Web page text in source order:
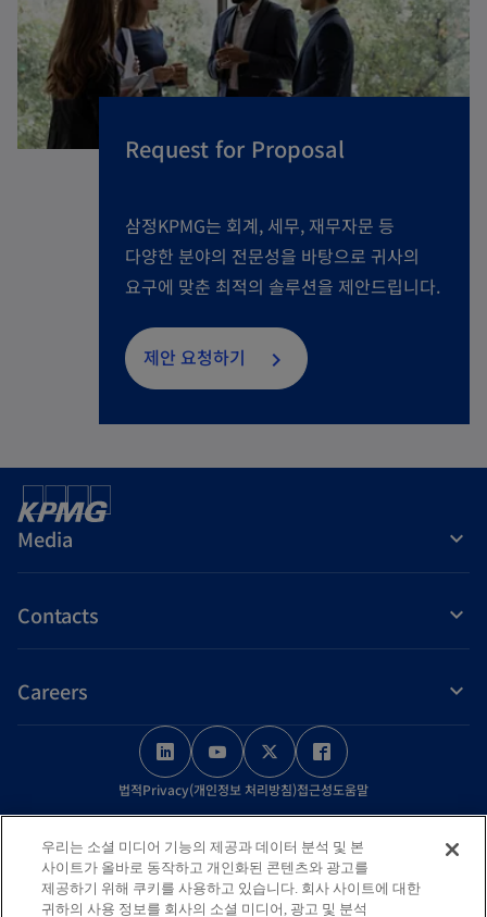
Request for Proposal
삼정KPMG는 회계, 세무, 재무자문 등
다양한 분야의 전문성을 바탕으로 귀사의
요구에 맞춘 최적의 솔루션을 제안드립니다.
제안 요청하기
Media
Contacts
Careers
o
p
e
s
i
o
p
e
s
i
o
p
e
s
i
o
e
s
i
법적Privacy(개인정보 처리방침)접근성도움말
© 2026 KPMG Samjong Accounting Corp., a Korea Limited Liability
Company and a member firm of the KPMG global organization of
independent member firms affiliated with KPMG International Limited,
a private English company limited by guarantee. All rights reserved.
우리는 소셜 미디어 기능의 제공과 데이터 분석 및 본
사이트가 올바로 동작하고 개인화된 콘텐츠와 광고를
제공하기 위해 쿠키를 사용하고 있습니다. 회사 사이트에 대한
귀하의 사용 정보를 회사의 소셜 미디어, 광고 및 분석